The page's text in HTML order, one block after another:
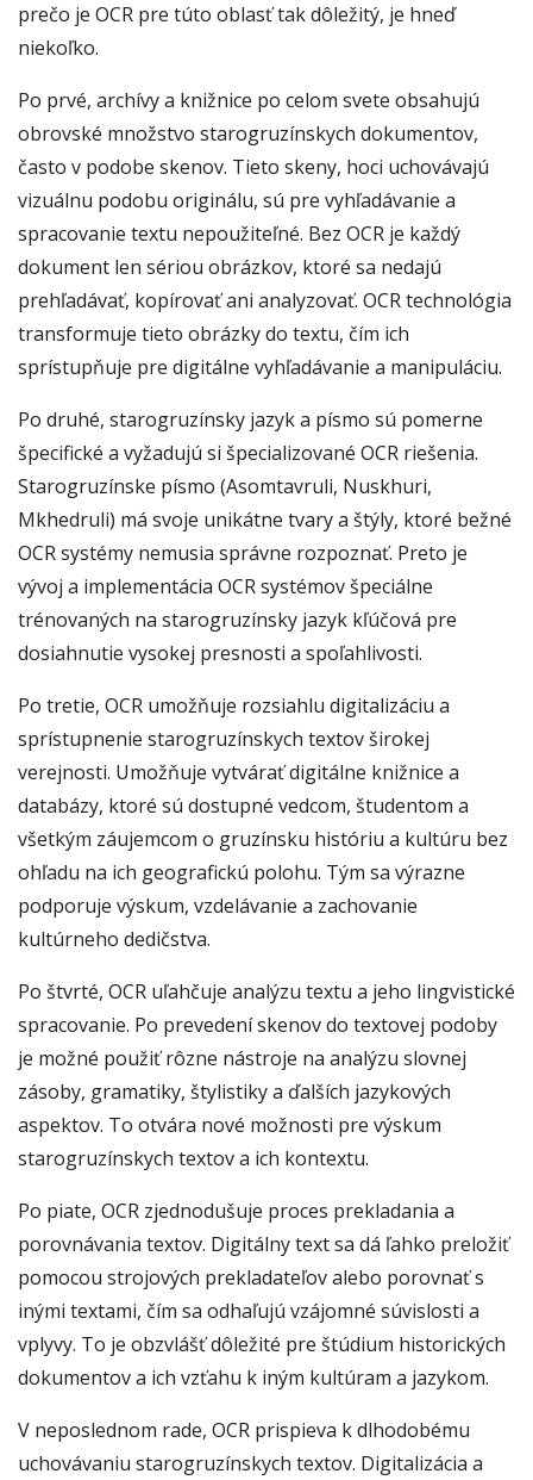
prečo je OCR pre túto oblasť tak dôležitý, je hneď
niekoľko.
Po prvé, archívy a knižnice po celom svete obsahujú
obrovské množstvo starogruzínskych dokumentov,
často v podobe skenov. Tieto skeny, hoci uchovávajú
vizuálnu podobu originálu, sú pre vyhľadávanie a
spracovanie textu nepoužiteľné. Bez OCR je každý
dokument len sériou obrázkov, ktoré sa nedajú
prehľadávať, kopírovať ani analyzovať. OCR technológia
transformuje tieto obrázky do textu, čím ich
sprístupňuje pre digitálne vyhľadávanie a manipuláciu.
Po druhé, starogruzínsky jazyk a písmo sú pomerne
špecifické a vyžadujú si špecializované OCR riešenia.
Starogruzínske písmo (Asomtavruli, Nuskhuri,
Mkhedruli) má svoje unikátne tvary a štýly, ktoré bežné
OCR systémy nemusia správne rozpoznať. Preto je
vývoj a implementácia OCR systémov špeciálne
trénovaných na starogruzínsky jazyk kľúčová pre
dosiahnutie vysokej presnosti a spoľahlivosti.
Po tretie, OCR umožňuje rozsiahlu digitalizáciu a
sprístupnenie starogruzínskych textov širokej
verejnosti. Umožňuje vytvárať digitálne knižnice a
databázy, ktoré sú dostupné vedcom, študentom a
všetkým záujemcom o gruzínsku históriu a kultúru bez
ohľadu na ich geografickú polohu. Tým sa výrazne
podporuje výskum, vzdelávanie a zachovanie
kultúrneho dedičstva.
Po štvrté, OCR uľahčuje analýzu textu a jeho lingvistické
spracovanie. Po prevedení skenov do textovej podoby
je možné použiť rôzne nástroje na analýzu slovnej
zásoby, gramatiky, štylistiky a ďalších jazykových
aspektov. To otvára nové možnosti pre výskum
starogruzínskych textov a ich kontextu.
Po piate, OCR zjednodušuje proces prekladania a
porovnávania textov. Digitálny text sa dá ľahko preložiť
pomocou strojových prekladateľov alebo porovnať s
inými textami, čím sa odhaľujú vzájomné súvislosti a
vplyvy. To je obzvlášť dôležité pre štúdium historických
dokumentov a ich vzťahu k iným kultúram a jazykom.
V neposlednom rade, OCR prispieva k dlhodobému
uchovávaniu starogruzínskych textov. Digitalizácia a